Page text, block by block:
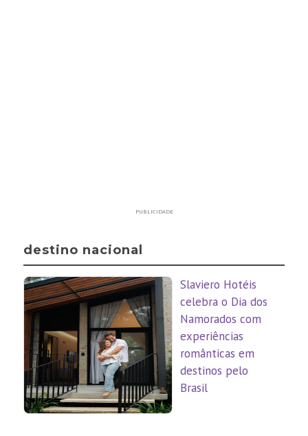
PUBLICIDADE
destino nacional
Slaviero Hotéis
celebra o Dia dos
Namorados com
experiências
românticas em
destinos pelo
Brasil